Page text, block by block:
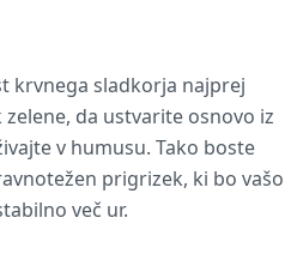
krvnega sladkorja najprej
da ustvarite osnovo iz
v humusu. Tako boste
prigrizek, ki bo vašo
več ur.